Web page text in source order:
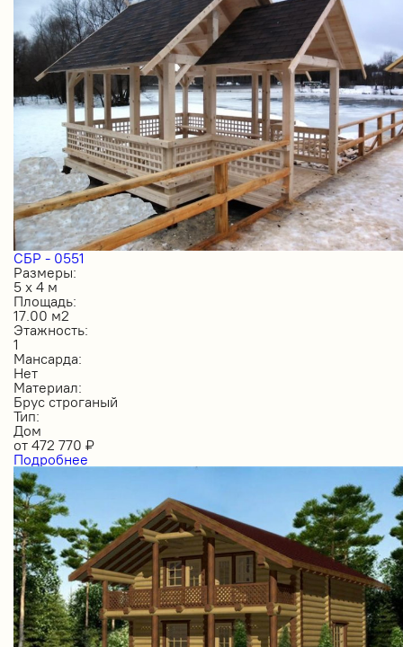
СБР - 0551
Размеры:
5 х 4 м
Площадь:
17.00 м2
Этажность:
1
Мансарда:
Нет
Материал:
Брус строганый
Тип:
Дом
от 472 770 ₽
Подробнее